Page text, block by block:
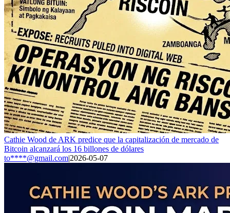
Cathie Wood de ARK predice que la capitalización de mercado de
Bitcoin alcanzará los 16 billones de dólares
to****@gmail.com|2026-05-07